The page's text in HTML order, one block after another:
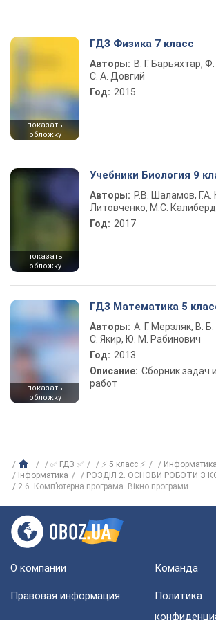
показать
обложку
ГДЗ Физика 7 класс
Авторы: В. Г. Барьяхтар,
С. А. Довгий
Год: 2015
показать
обложку
Учебники Биология 9
Авторы: Р.В. Шаламов, Г.А.
Литовченко, М.С.
Год: 2017
показать
обложку
ГДЗ Математика 5
Авторы: А. Г. Мерзляк, В.
С. Якир, Ю. М. Рабинович
Год: 2013
Описание: Сборник задач
работ
✅ ГДЗ ✅ ⚡ 5 класс ⚡
Інформатика
РОЗДІЛ 2. ОСНОВИ РОБОТИ З
2.6. Комп’ютерна програма. Вікно програми
О компании Команда
Правовая информация
Политика